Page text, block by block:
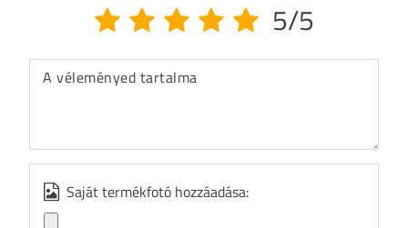
5/5
A véleményed tartalma
Saját termékfotó hozzáadása: